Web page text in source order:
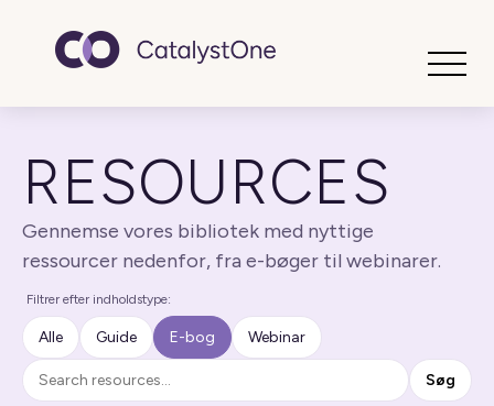
RESOURCES
Gennemse vores bibliotek med nyttige
ressourcer nedenfor, fra e-bøger til webinarer.
Filtrer efter indholdstype:
Alle Guide E-bog Webinar
Søg
Søg